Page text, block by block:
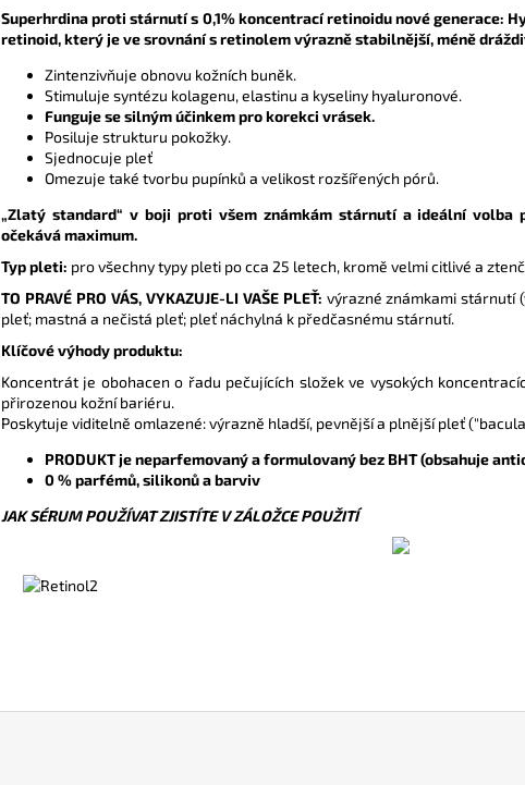
Superhrdina proti stárnutí s 0,1% koncentrací retinoidu nové generace:
retinoid, který je ve srovnání s retinolem výrazně stabilnější, méně
Zintenzivňuje obnovu kožních buněk.
Stimuluje syntézu kolagenu, elastinu a kyseliny hyaluronové.
Funguje se silným účinkem pro korekci vrásek.
Posiluje strukturu pokožky.
Sjednocuje pleť
Omezuje také tvorbu pupínků a velikost rozšířených pórů.
„Zlatý standard“ v boji proti všem známkám stárnutí a ideální volba
očekává maximum.
Typ pleti: pro všechny typy pleti po cca 25 letech, kromě velmi citlivé a
TO PRAVÉ PRO VÁS, VYKAZUJE-LI VAŠE PLEŤ: výrazné známkami stárnutí
pleť; mastná a nečistá pleť; pleť náchylná k předčasnému stárnutí.
Klíčové výhody produktu:
Koncentrát je obohacen o řadu pečujících složek ve vysokých
přirozenou kožní bariéru.
Poskytuje viditelně omlazené: výrazně hladší, pevnější a plnější pleť
PRODUKT je neparfemovaný a formulovaný bez BHT (obsahuje
0 % parfémů, silikonů a barviv
JAK SÉRUM POUŽÍVAT ZJISTÍTE V ZÁLOŽCE POUŽITÍ